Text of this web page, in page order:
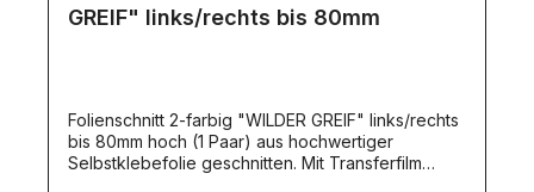
GREIF" links/rechts bis 80mm
Folienschnitt 2-farbig "WILDER GREIF" links/rechts
bis 80mm hoch (1 Paar) aus hochwertiger
Selbstklebefolie geschnitten. Mit Transferfilm